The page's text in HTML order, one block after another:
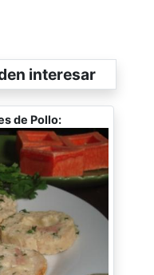
interesar
de Pollo: